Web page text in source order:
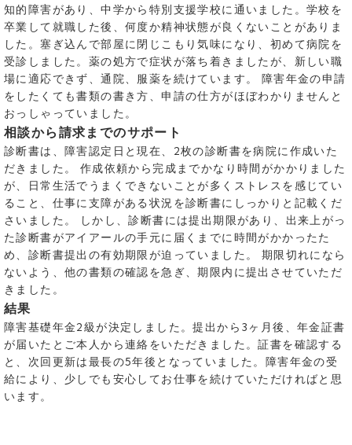
知的障害があり、中学から特別支援学校に通いました。学校を
卒業して就職した後、何度か精神状態が良くないことがありま
した。塞ぎ込んで部屋に閉じこもり気味になり、初めて病院を
受診しました。薬の処方で症状が落ち着きましたが、新しい職
場に適応できず、通院、服薬を続けています。 障害年金の申請
をしたくても書類の書き方、申請の仕方がほぼわかりませんと
おっしゃっていました。
相談から請求までのサポート
診断書は、障害認定日と現在、2枚の診断書を病院に作成いた
だきました。 作成依頼から完成までかなり時間がかかりました
が、日常生活でうまくできないことが多くストレスを感じてい
ること、仕事に支障がある状況を診断書にしっかりと記載くだ
さいました。 しかし、診断書には提出期限があり、出来上がっ
た診断書がアイアールの手元に届くまでに時間がかかったた
め、診断書提出の有効期限が迫っていました。 期限切れになら
ないよう、他の書類の確認を急ぎ、期限内に提出させていただ
きました。
結果
障害基礎年金2級が決定しました。提出から3ヶ月後、年金証書
が届いたとご本人から連絡をいただきました。証書を確認する
と、次回更新は最長の5年後となっていました。障害年金の受
給により、少しでも安心してお仕事を続けていただければと思
います。